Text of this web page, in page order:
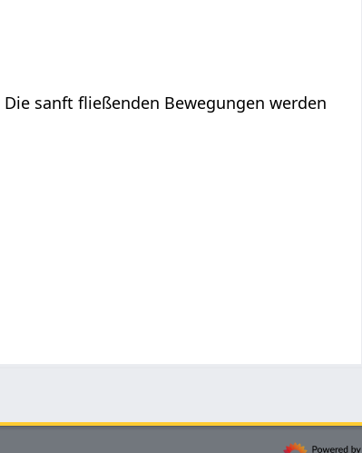
sanft fließenden Bewegungen werden